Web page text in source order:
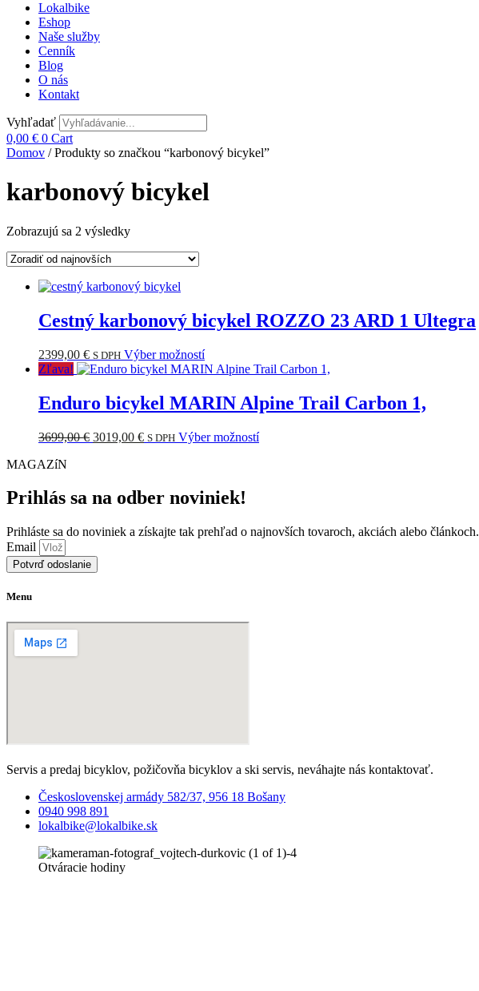
Lokalbike
Eshop
Naše služby
Cenník
Blog
O nás
Kontakt
Vyhľadať
0,00 € 0 Cart
Domov / Produkty so značkou “karbonový bicykel”
karbonový bicykel
Zobrazujú sa 2 výsledkyZoradené
Cestný karbonový bicykel ROZZO 23 ARD 1 Ultegra
2399,00 € S DPH Výber možnostíTento
produkt
viacero
variantov.
si
stránke
Zľava!
Enduro bicykel MARIN Alpine Trail Carbon 1,
3699,00€ Pôvodná
3019,00 €Aktuálna
S DPH Výber možnostíTento
môžete
MAGAZíN
Prihlás sa na odber noviniek!
Prihláste sa do noviniek a získajte tak prehľad o najnovších tovaroch, akciách alebo článkoch.
Email
Potvrď odoslanie
Menu
Servis a predaj bicyklov, požičovňa bicyklov a ski servis, neváhajte nás kontaktovať.
Československej armády 582/37, 956 18 Bošany
0940 998 891
lokalbike@lokalbike.sk
Otváracie hodiny